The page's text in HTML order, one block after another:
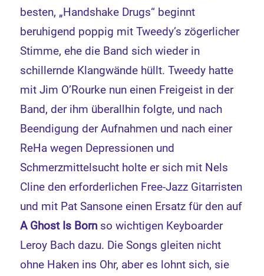
besten, „Handshake Drugs“ beginnt
beruhigend poppig mit Tweedy’s zögerlicher
Stimme, ehe die Band sich wieder in
schillernde Klangwände hüllt. Tweedy hatte
mit Jim O’Rourke nun einen Freigeist in der
Band, der ihm überallhin folgte, und nach
Beendigung der Aufnahmen und nach einer
ReHa wegen Depressionen und
Schmerzmittelsucht holte er sich mit Nels
Cline den erforderlichen Free-Jazz Gitarristen
und mit Pat Sansone einen Ersatz für den auf
A Ghost Is Born so wichtigen Keyboarder
Leroy Bach dazu. Die Songs gleiten nicht
ohne Haken ins Ohr, aber es lohnt sich, sie